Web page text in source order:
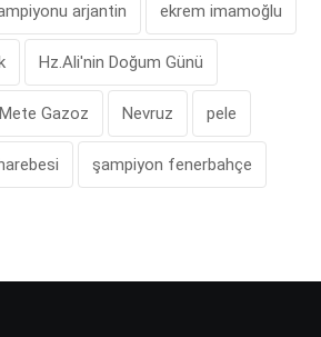
arjantin ekrem imamoğlu
Hz.Ali'nin Doğum Günü
Mete Gazoz Nevruz pele
şampiyon fenerbahçe